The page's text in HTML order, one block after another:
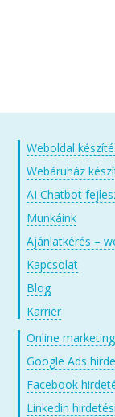
Weboldal
Webáruház
AI Chatbot
Munkáink
Ajánlatkérés –
Kapcsolat
Blog
Karrier
Online
Google Ads
Facebook
Linkedin